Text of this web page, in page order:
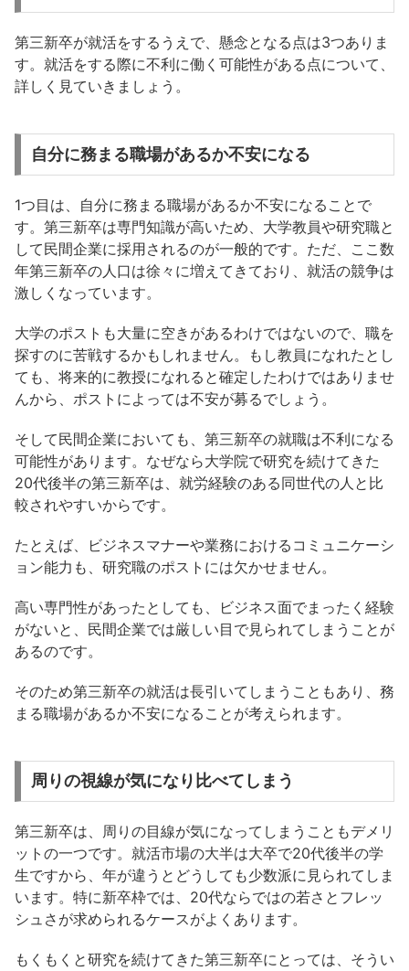
第三新卒が就活をするうえで、懸念となる点は3つありま
す。就活をする際に不利に働く可能性がある点について、
詳しく見ていきましょう。
自分に務まる職場があるか不安になる
1つ目は、自分に務まる職場があるか不安になることで
す。第三新卒は専門知識が高いため、大学教員や研究職と
して民間企業に採用されるのが一般的です。ただ、ここ数
年第三新卒の人口は徐々に増えてきており、就活の競争は
激しくなっています。
大学のポストも大量に空きがあるわけではないので、職を
探すのに苦戦するかもしれません。もし教員になれたとし
ても、将来的に教授になれると確定したわけではありませ
んから、ポストによっては不安が募るでしょう。
そして民間企業においても、第三新卒の就職は不利になる
可能性があります。なぜなら大学院で研究を続けてきた
20代後半の第三新卒は、就労経験のある同世代の人と比
較されやすいからです。
たとえば、ビジネスマナーや業務におけるコミュニケーシ
ョン能力も、研究職のポストには欠かせません。
高い専門性があったとしても、ビジネス面でまったく経験
がないと、民間企業では厳しい目で見られてしまうことが
あるのです。
そのため第三新卒の就活は長引いてしまうこともあり、務
まる職場があるか不安になることが考えられます。
周りの視線が気になり比べてしまう
第三新卒は、周りの目線が気になってしまうこともデメリ
ットの一つです。就活市場の大半は大卒で20代後半の学
生ですから、年が違うとどうしても少数派に見られてしま
います。特に新卒枠では、20代ならではの若さとフレッ
シュさが求められるケースがよくあります。
もくもくと研究を続けてきた第三新卒にとっては、そうい